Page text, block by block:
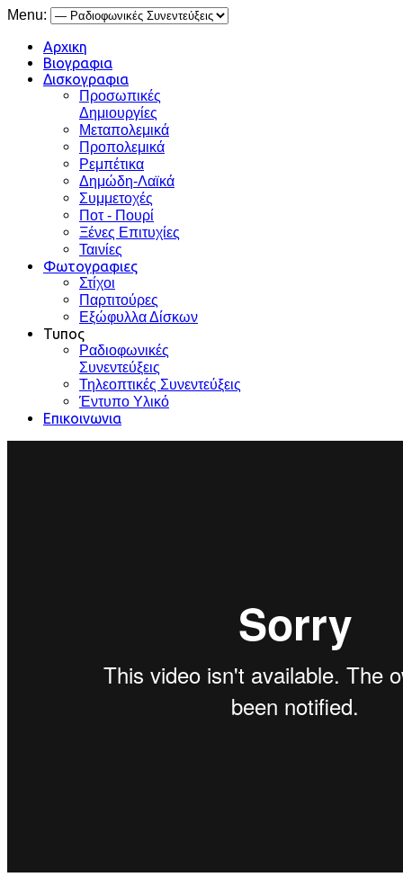
Menu:
Αρχικη
Βιογραφια
Δισκογραφια
Προσωπικές
Δημιουργίες
Μεταπολεμικά
Προπολεμικά
Ρεμπέτικα
Δημώδη-Λαϊκά
Συμμετοχές
Ποτ - Πουρί
Ξένες Επιτυχίες
Ταινίες
Φωτογραφιες
Στίχοι
Παρτιτούρες
Εξώφυλλα Δίσκων
Τυπος
Ραδιοφωνικές
Συνεντεύξεις
Τηλεοπτικές Συνεντεύξεις
Έντυπο Υλικό
Επικοινωνια